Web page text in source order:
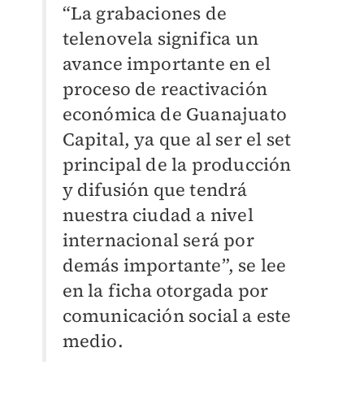
“La grabaciones de
telenovela significa un
avance importante en el
proceso de reactivación
económica de Guanajuato
Capital, ya que al ser el set
principal de la producción
y difusión que tendrá
nuestra ciudad a nivel
internacional será por
demás importante”, se lee
en la ficha otorgada por
comunicación social a este
medio.